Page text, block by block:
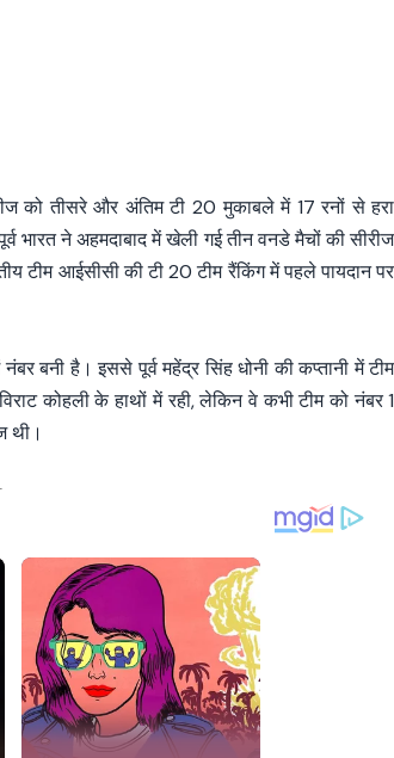
को तीसरे और अंतिम टी 20 मुकाबले में 17 रनों से हरा
भारत ने अहमदाबाद में खेली गई तीन वनडे मैचों की सीरीज
टीम आईसीसी की टी 20 टीम रैंकिंग में पहले पायदान पर
बनी है। इससे पूर्व महेंद्र सिंह धोनी की कप्तानी में टीम
कोहली के हाथों में रही, लेकिन वे कभी टीम को नंबर 1
थी।